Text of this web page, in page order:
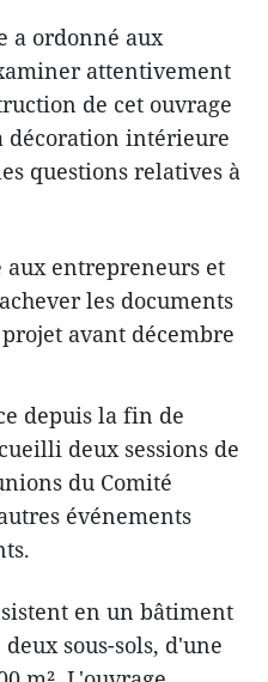
a ordonné aux
attentivement
de cet ouvrage
décoration intérieure
questions relatives à
entrepreneurs et
les ​documents
avant décembre
depuis la fin de
deux sessions de
du Comité
événements
en un bâtiment
sous-sols, d'une